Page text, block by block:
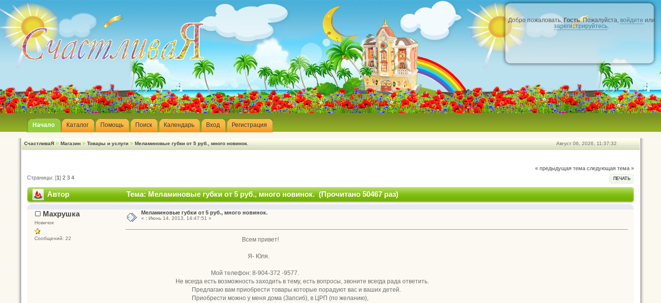
Добро пожаловать,Гость. Пожалуйста, войдите или
зарегистрируйтесь.
Начало Каталог Помощь Поиск Календарь Вход Регистрация
Август 06, 2026, 11:37:32
СчастливаЯ » Магазин » Товары и услуги » Меламиновые губки от 5 руб., много новинок.
« предыдущая тема следующая тема »
ПЕЧАТЬ
Страницы: [1] 2 3 4
Автор Тема: Меламиновые губки от 5 руб., много новинок. (Прочитано 50467 раз)
Махрушка
Новичок
Сообщений: 22
Меламиновые губки от 5 руб., много новинок.
« :Июнь 14, 2013, 14:47:51 »
Всем привет!
Я- Юля.
Мой телефон: 8-904-372 -9577.
Не всегда есть возможность заходить в тему, есть вопросы, звоните всегда рада ответить.
Предлагаю вам приобрести товары которые порадуют вас и ваших детей.
Приобрести можно у меня дома (Запсиб), в ЦРП (по желанию),